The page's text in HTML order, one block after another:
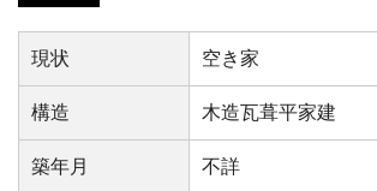
現状 空き家
構造 木造瓦葺平家建
築年⽉ 不詳